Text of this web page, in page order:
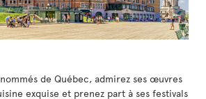
de Québec, admirez ses œuvres
exquise et prenez part à ses festivals